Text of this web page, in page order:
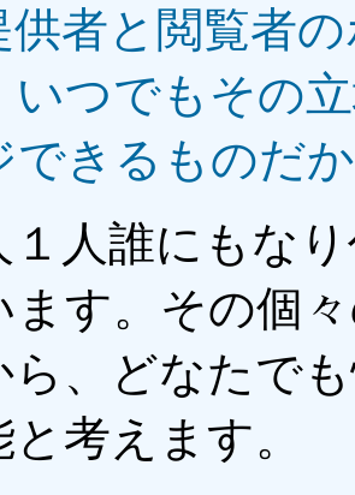
供者と閲覧者
いつでもその
できるものだ
１人誰にもな
ます。その個
ら、どなたで
考えます。